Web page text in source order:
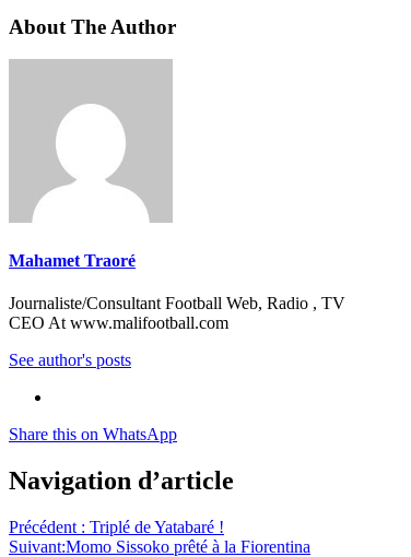
About The Author
Mahamet Traoré
Journaliste/Consultant Football Web, Radio , TV
CEO At www.malifootball.com
See author's posts
Share this on WhatsApp
Navigation d’article
Précédent : Triplé de Yatabaré !
Suivant:Momo Sissoko prêté à la Fiorentina